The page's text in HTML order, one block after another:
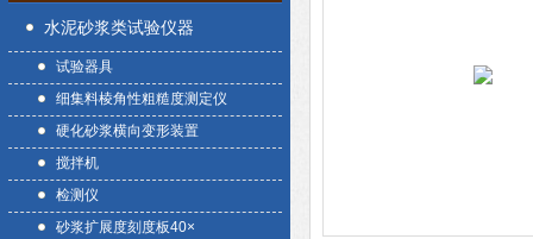
水泥砂浆类试验仪器
试验器具
细集料棱角性粗糙度测定仪
硬化砂浆横向变形装置
搅拌机
检测仪
砂浆扩展度刻度板40×